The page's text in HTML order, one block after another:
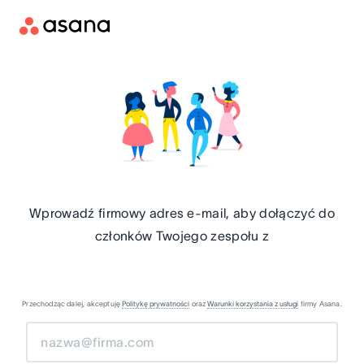
Wprowadź firmowy adres e-mail, aby dołączyć do
członków Twojego zespołu z
Przechodząc dalej, akceptujęPolitykę prywatności orazWarunki korzystania z usługi firmy Asana.